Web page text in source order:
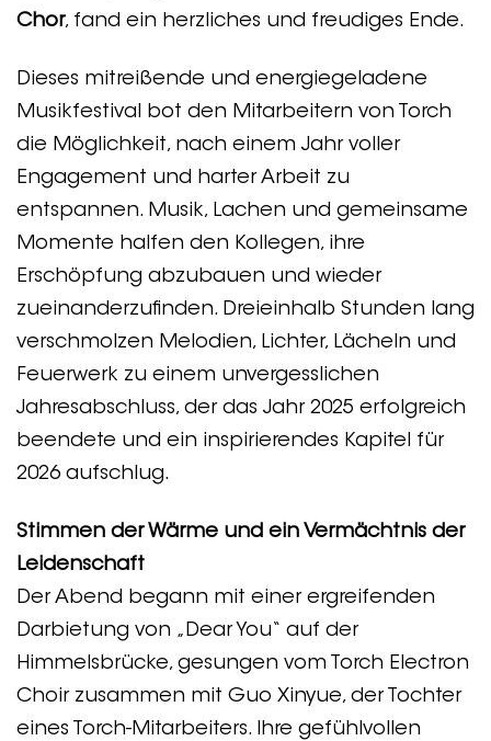
Chor, fand ein herzliches und freudiges Ende.
Dieses mitreißende und energiegeladene
Musikfestival bot den Mitarbeitern von Torch
die Möglichkeit, nach einem Jahr voller
Engagement und harter Arbeit zu
entspannen. Musik, Lachen und gemeinsame
Momente halfen den Kollegen, ihre
Erschöpfung abzubauen und wieder
zueinanderzufinden. Dreieinhalb Stunden lang
verschmolzen Melodien, Lichter, Lächeln und
Feuerwerk zu einem unvergesslichen
Jahresabschluss, der das Jahr 2025 erfolgreich
beendete und ein inspirierendes Kapitel für
2026 aufschlug.
Stimmen der Wärme und ein Vermächtnis der
Leidenschaft
Der Abend begann mit einer ergreifenden
Darbietung von „Dear You“ auf der
Himmelsbrücke, gesungen vom Torch Electron
Choir zusammen mit Guo Xinyue, der Tochter
eines Torch-Mitarbeiters. Ihre gefühlvollen